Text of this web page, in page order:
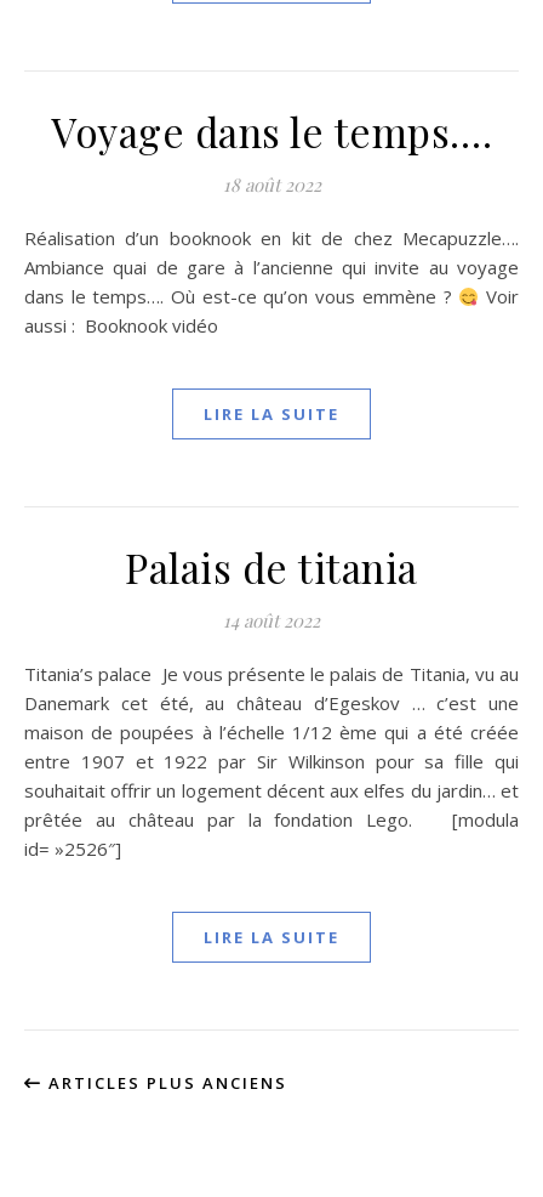
Voyage dans le temps….
18 août 2022
Réalisation d’un booknook en kit de chez Mecapuzzle….
Ambiance quai de gare à l’ancienne qui invite au voyage
dans le temps…. Où est-ce qu’on vous emmène ?
Voir
aussi : Booknook vidéo
LIRE LA SUITE
Palais de titania
14 août 2022
Titania’s palace Je vous présente le palais de Titania, vu au
Danemark cet été, au château d’Egeskov … c’est une
maison de poupées à l’échelle 1/12 ème qui a été créée
entre 1907 et 1922 par Sir Wilkinson pour sa fille qui
souhaitait offrir un logement décent aux elfes du jardin… et
prêtée au château par la fondation Lego. [modula
id= »2526″]
LIRE LA SUITE
ARTICLES PLUS ANCIENS